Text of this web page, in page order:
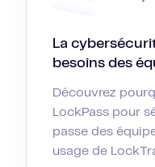
La
besoins des
Découvrez
LockPass pour
passe des
usage de